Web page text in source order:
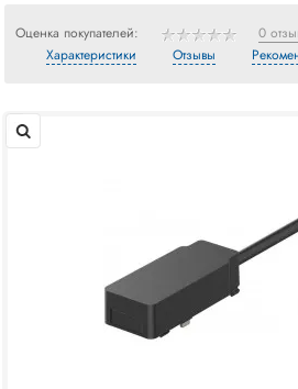
Оценка покупателей: 0
Характеристики
Отзывы